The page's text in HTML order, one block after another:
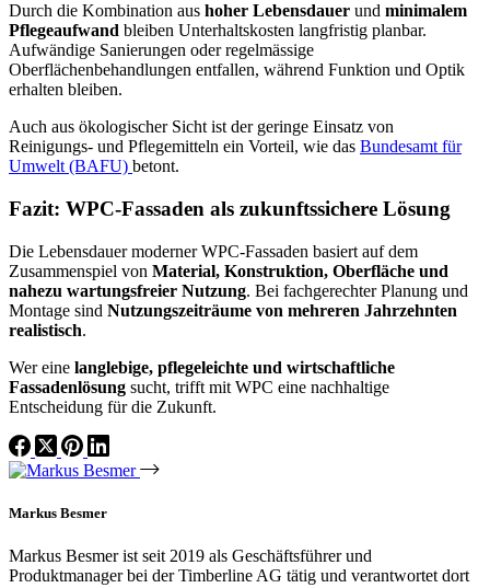
Durch die Kombination aus hoher Lebensdauer und minimalem
Pflegeaufwand bleiben Unterhaltskosten langfristig planbar.
Aufwändige Sanierungen oder regelmässige
Oberflächenbehandlungen entfallen, während Funktion und Optik
erhalten bleiben.
Auch aus ökologischer Sicht ist der geringe Einsatz von
Reinigungs- und Pflegemitteln ein Vorteil, wie das Bundesamt für
Umwelt (BAFU) betont.
Fazit: WPC-Fassaden als zukunftssichere Lösung
Die Lebensdauer moderner WPC-Fassaden basiert auf dem
Zusammenspiel von Material, Konstruktion, Oberfläche und
nahezu wartungsfreier Nutzung. Bei fachgerechter Planung und
Montage sind Nutzungszeiträume von mehreren Jahrzehnten
realistisch.
Wer eine langlebige, pflegeleichte und wirtschaftliche
Fassadenlösung sucht, trifft mit WPC eine nachhaltige
Entscheidung für die Zukunft.
Markus Besmer
Markus Besmer ist seit 2019 als Geschäftsführer und
Produktmanager bei der Timberline AG tätig und verantwortet dort